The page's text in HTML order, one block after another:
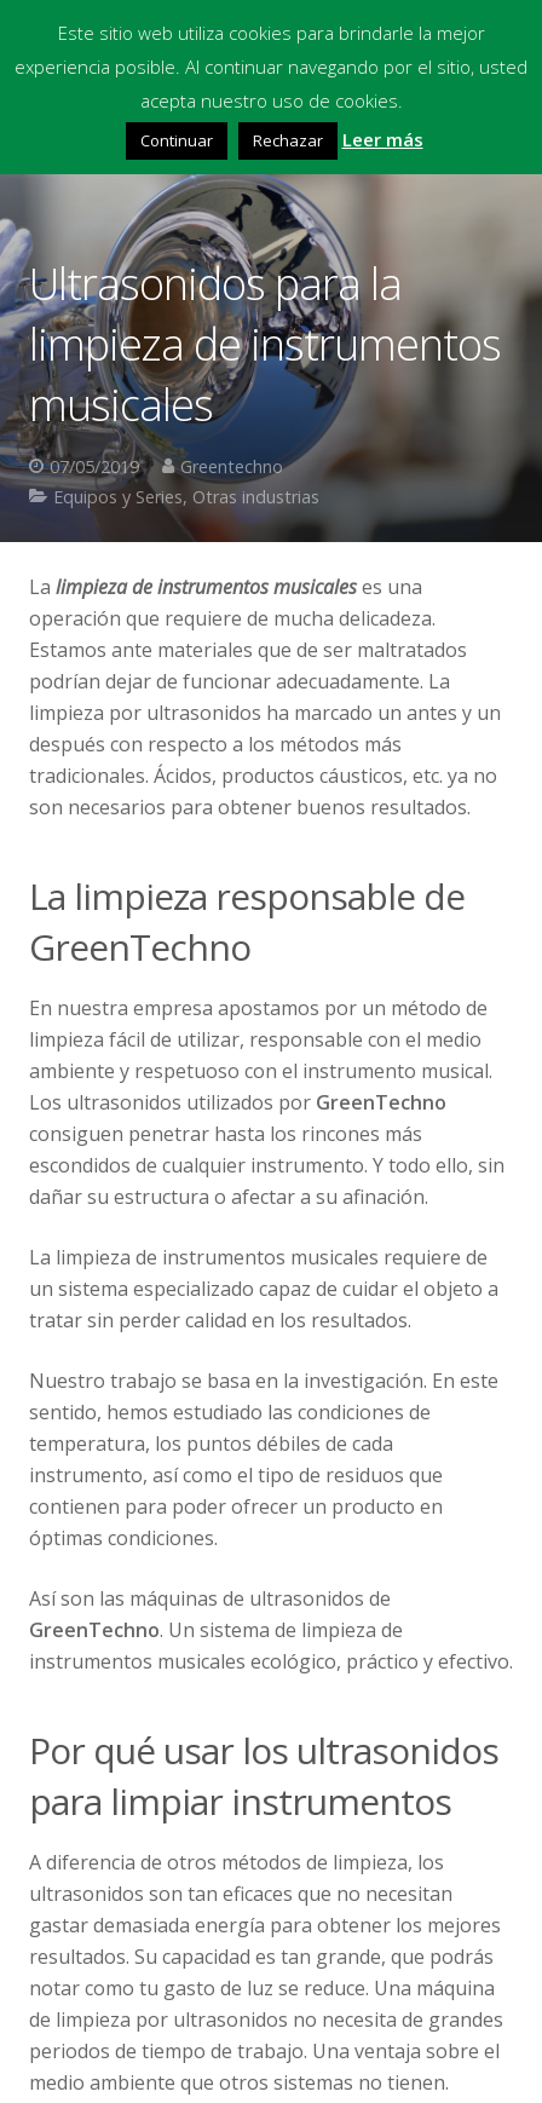
Productos Químicos
Multimedia
Blog
Contacto
Financiación
Ultrasonidos para la
limpieza de instrumentos
musicales
07/05/2019
Greentechno
Equipos y Series, Otras industrias
La limpieza de instrumentosmusicaleses una
operación que requiere de mucha delicadeza.
Estamos ante materiales que de ser maltratados
podrían dejar de funcionar adecuadamente. La
limpieza por ultrasonidos ha marcado un antes y un
después con respecto a los métodos más
tradicionales. Ácidos, productos cáusticos, etc. ya no
son necesarios para obtener buenos resultados.
La limpieza responsable de
GreenTechno
En nuestra empresa apostamos por un método de
limpieza fácil de utilizar, responsable con el medio
ambiente y respetuoso con el instrumento musical.
Los ultrasonidos utilizados por GreenTechno
consiguen penetrar hasta los rincones más
escondidos de cualquier instrumento. Y todo ello, sin
dañar su estructura o afectar a su afinación.
La limpieza de instrumentos musicales requiere de
un sistema especializado capaz de cuidar el objeto a
tratar sin perder calidad en los resultados.
Nuestro trabajo se basa en la investigación. En este
sentido, hemos estudiado las condiciones de
temperatura, los puntos débiles de cada
instrumento, así como el tipo de residuos que
contienen para poder ofrecer un producto en
óptimas condiciones.
Así son las máquinas de ultrasonidos de
GreenTechno. Un sistema de limpieza de
instrumentos musicales ecológico, práctico y efectivo.
Por qué usar los ultrasonidos
para limpiar instrumentos
A diferencia de otros métodos de limpieza, los
ultrasonidos son tan eficaces que no necesitan
gastar demasiada energía para obtener los mejores
resultados. Su capacidad es tan grande, que podrás
notar como tu gasto de luz se reduce. Una máquina
de limpieza por ultrasonidos no necesita de grandes
periodos de tiempo de trabajo. Una ventaja sobre el
medio ambiente que otros sistemas no tienen.
Este sitio web utiliza cookies para brindarle la mejor
experiencia posible. Al continuar navegando por el sitio, usted
acepta nuestro uso de cookies.
Continuar Rechazar Leer más